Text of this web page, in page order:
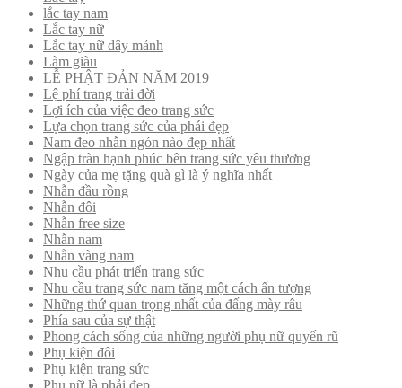
lắc tay nam
Lắc tay nữ
Lắc tay nữ dây mảnh
Làm giàu
LỄ PHẬT ĐẢN NĂM 2019
Lệ phí trang trải đời
Lợi ích của việc đeo trang sức
Lựa chọn trang sức của phái đẹp
Nam đeo nhẫn ngón nào đẹp nhất
Ngập tràn hạnh phúc bên trang sức yêu thương
Ngày của mẹ tặng quà gì là ý nghĩa nhất
Nhẫn đầu rồng
Nhẫn đôi
Nhẫn free size
Nhẫn nam
Nhẫn vàng nam
Nhu cầu phát triển trang sức
Nhu cầu trang sức nam tăng một cách ấn tượng
Những thứ quan trọng nhất của đấng mày râu
Phía sau của sự thật
Phong cách sống của những người phụ nữ quyến rũ
Phụ kiện đôi
Phụ kiện trang sức